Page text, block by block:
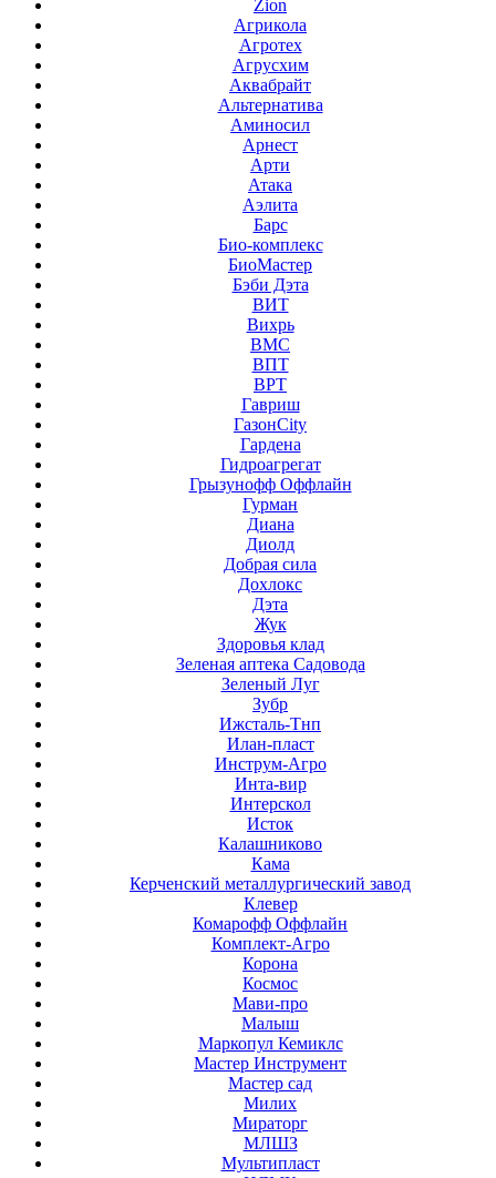
Zion
Агрикола
Агротех
Агрусхим
Аквабрайт
Альтернатива
Аминосил
Арнест
Арти
Атака
Аэлита
Барс
Био-комплекс
БиоМастер
Бэби Дэта
ВИТ
Вихрь
ВМС
ВПТ
ВРТ
Гавриш
ГазонCity
Гардена
Гидроагрегат
Грызунофф Оффлайн
Гурман
Диана
Диолд
Добрая сила
Дохлокс
Дэта
Жук
Здоровья клад
Зеленая аптека Садовода
Зеленый Луг
Зубр
Ижсталь-Тнп
Илан-пласт
Инструм-Агро
Инта-вир
Интерскол
Исток
Калашниково
Кама
Керченский металлургический завод
Клевер
Комарофф Оффлайн
Комплект-Агро
Корона
Космос
Мави-про
Малыш
Маркопул Кемиклс
Мастер Инструмент
Мастер сад
Милих
Мираторг
МЛШЗ
Мультипласт